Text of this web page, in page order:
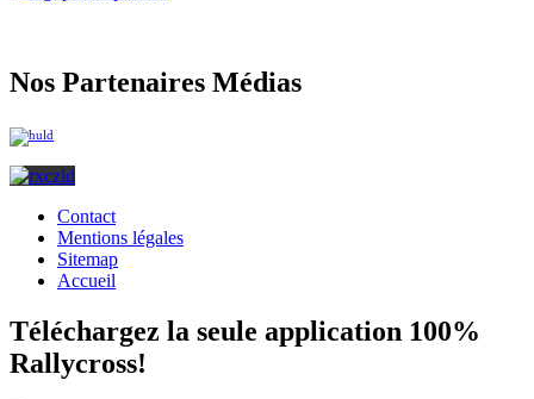
Nos Partenaires Médias
Contact
Mentions légales
Sitemap
Accueil
Téléchargez la seule application 100%
Rallycross!